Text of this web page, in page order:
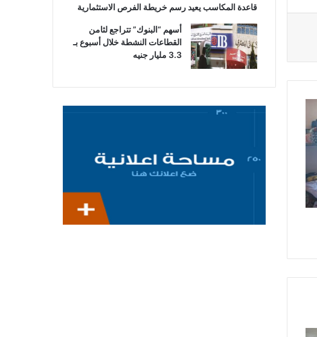
قاعدة المكاسب يعيد رسم خريطة الفرص الاستثمارية
أسهم “البنوك” تتراجع لثامن
القطاعات النشطة خلال أسبوع بـ
3.3 مليار جنيه